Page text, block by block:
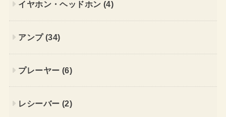
イヤホン・ヘッドホン (4)
アンプ (34)
プレーヤー (6)
レシーバー (2)